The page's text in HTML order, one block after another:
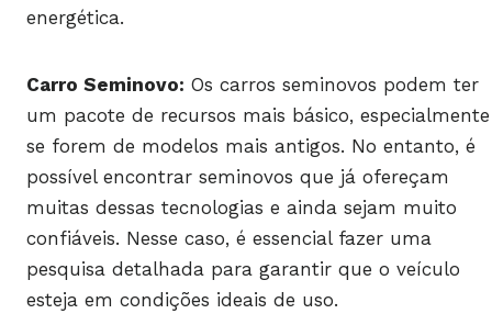
energética.
Carro Seminovo: Os carros seminovos podem ter
um pacote de recursos mais básico, especialmente
se forem de modelos mais antigos. No entanto, é
possível encontrar seminovos que já ofereçam
muitas dessas tecnologias e ainda sejam muito
confiáveis. Nesse caso, é essencial fazer uma
pesquisa detalhada para garantir que o veículo
esteja em condições ideais de uso.